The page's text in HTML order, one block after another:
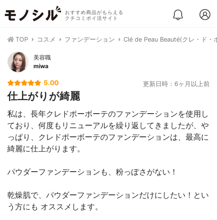
おすすめ商品がもらえる
クチコミポイ活サイト
TOP コスメ ファンデーション Clé de Peau Beauté(クレ・ド
美容職
miwa
5.00 更新日時：6ヶ月以上前
仕上がりが綺麗
私は、長年クレドポーボーテのファンデーションを使用し
ており、何度もリニューアルを繰り返してきましたが、や
っぱり、クレドポーボーテのファンデーションは、最高に
綺麗に仕上がります。
パウダーファンデーションも、粉っぽさがない！
乾燥肌で、パウダーファンデーションだけにしたい！とい
う方にも オススメします。